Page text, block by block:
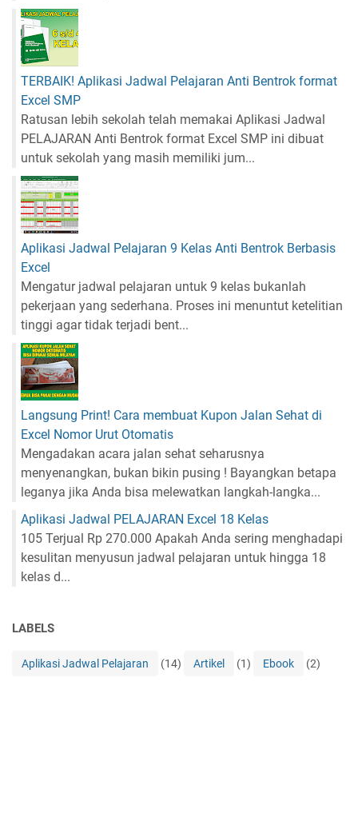
TERBAIK! Aplikasi Jadwal Pelajaran Anti Bentrok format
Excel SMP
Ratusan lebih sekolah telah memakai Aplikasi Jadwal
PELAJARAN Anti Bentrok format Excel SMP ini dibuat
untuk sekolah yang masih memiliki jum...
Aplikasi Jadwal Pelajaran 9 Kelas Anti Bentrok Berbasis
Excel
Mengatur jadwal pelajaran untuk 9 kelas bukanlah
pekerjaan yang sederhana. Proses ini menuntut ketelitian
tinggi agar tidak terjadi bent...
Langsung Print! Cara membuat Kupon Jalan Sehat di
Excel Nomor Urut Otomatis
Mengadakan acara jalan sehat seharusnya
menyenangkan, bukan bikin pusing ! Bayangkan betapa
leganya jika Anda bisa melewatkan langkah-langka...
Aplikasi Jadwal PELAJARAN Excel 18 Kelas
105 Terjual Rp 270.000 Apakah Anda sering menghadapi
kesulitan menyusun jadwal pelajaran untuk hingga 18
kelas d...
LABELS
Aplikasi Jadwal Pelajaran (14) Artikel (1) Ebook (2)